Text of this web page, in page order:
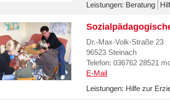
Leistungen: Beratung
Dr.-Max-Volk-Straße 23
96523 Steinach
Telefon: 036762 28521
E-Mail
Leistungen: Hilfe zur